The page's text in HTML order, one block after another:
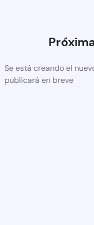
Se está creando el
publicará en breve